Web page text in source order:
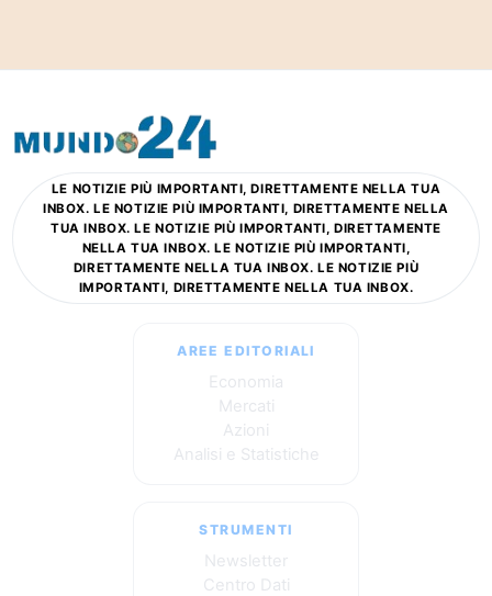
LE NOTIZIE PIÙ IMPORTANTI, DIRETTAMENTE NELLA TUA
INBOX. LE NOTIZIE PIÙ IMPORTANTI, DIRETTAMENTE NELLA
TUA INBOX. LE NOTIZIE PIÙ IMPORTANTI, DIRETTAMENTE
NELLA TUA INBOX. LE NOTIZIE PIÙ IMPORTANTI,
DIRETTAMENTE NELLA TUA INBOX. LE NOTIZIE PIÙ
IMPORTANTI, DIRETTAMENTE NELLA TUA INBOX.
AREE EDITORIALI
Economia
Mercati
Azioni
Analisi e Statistiche
STRUMENTI
Newsletter
Centro Dati